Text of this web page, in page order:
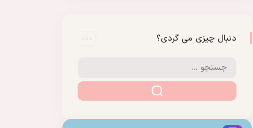
دنبال چیزی می گردی؟